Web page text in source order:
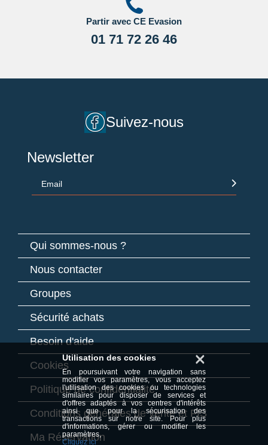
Partir avec CE Evasion
01 71 72 26 46
Suivez-nous
Newsletter
Email
Qui sommes-nous ?
Nous contacter
Groupes
Sécurité achats
Besoin d'aide
Cookies
Politique de confidentialité
Conditions générales de vente et FIS
Ma Réservation
×
Utilisation des cookies
En poursuivant votre navigation sans
modifier vos paramètres, vous acceptez
l'utilisation des cookies ou technologies
similaires pour disposer de services et
d'offres adaptés à vos centres d'intérêts
ainsi que pour la sécurisation des
transactions sur notre site. Pour plus
d'informations, gérer ou modifier les
paramètres,
Cliquez ici